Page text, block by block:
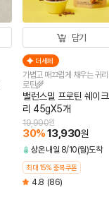
담기
더세페
가볍고 매끄럽게 채우는 귀
로틴🌾
밸런스밀 프로틴 쉐이
리 45gX5개
30%13,930원
19,900원
상온 내일 8/10(월)도착
최대 15% 중복쿠폰
4.8 (86)